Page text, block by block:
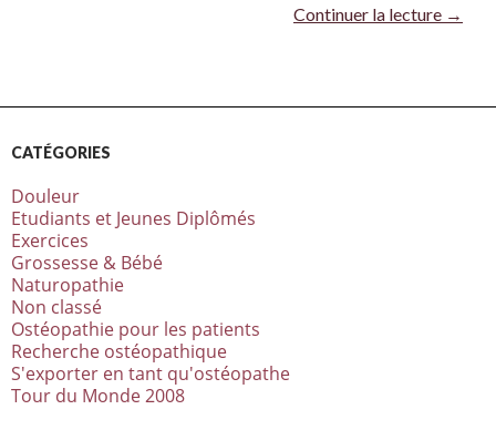
Continuer la lecture →
CATÉGORIES
Douleur
Etudiants et Jeunes Diplômés
Exercices
Grossesse & Bébé
Naturopathie
Non classé
Ostéopathie pour les patients
Recherche ostéopathique
S'exporter en tant qu'ostéopathe
Tour du Monde 2008